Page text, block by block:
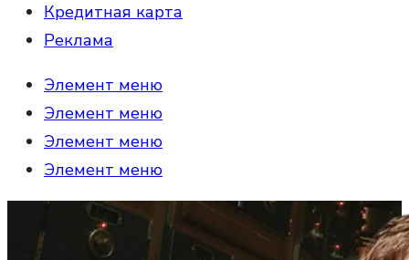
Кредитная карта
Реклама
Элемент меню
Элемент меню
Элемент меню
Элемент меню